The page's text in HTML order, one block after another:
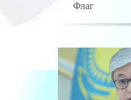
Флаг